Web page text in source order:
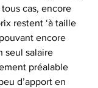
cas, encore
restent ‘à taille
encore
seul salaire
préalable
d’apport en